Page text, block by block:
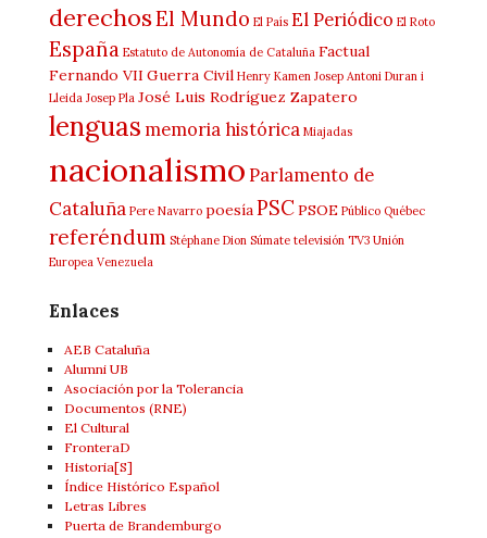
derechosEl Mundo El País El Periódico El Roto
España Estatuto de Autonomía de Cataluña Factual
Fernando VII Guerra Civil Henry Kamen Josep Antoni Duran i
Lleida Josep Pla José Luis Rodríguez Zapatero
lenguas memoria histórica Miajadas
nacionalismo Parlamento de
Cataluña Pere Navarro poesíaPSCPSOE Público Québec
referéndum Stéphane Dion Súmate televisión TV3 Unión
Europea Venezuela
Enlaces
AEB Cataluña
Alumni UB
Asociación por la Tolerancia
Documentos (RNE)
El Cultural
FronteraD
Historia[S]
Índice Histórico Español
Letras Libres
Puerta de Brandemburgo